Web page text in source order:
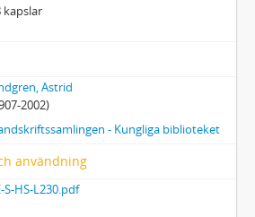
Konsertprogram. Utställningsprogram
teckningar, tryck m.m.
kapslar
Astrid
2002)
- Kungliga biblioteket
användning
S-HS-L230.pdf